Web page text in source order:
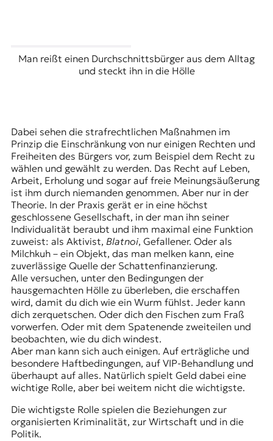
t
e
n
z
z
u
O
s
t
e
u
r
o
p
a
Man reißt einen Durchschnittsbürger aus dem Alltag
und steckt ihn in die Hölle
Dabei sehen die strafrechtlichen Maßnahmen im
Prinzip die Einschränkung von nur einigen Rechten und
Freiheiten des Bürgers vor, zum Beispiel dem Recht zu
wählen und gewählt zu werden. Das Recht auf Leben,
Arbeit, Erholung und sogar auf freie Meinungsäußerung
ist ihm durch niemanden genommen. Aber nur in der
Theorie. In der Praxis gerät er in eine höchst
geschlossene Gesellschaft, in der man ihn seiner
Individualität beraubt und ihm maximal eine Funktion
zuweist: als Aktivist, Blatnoi, Gefallener. Oder als
Milchkuh – ein Objekt, das man melken kann, eine
zuverlässige Quelle der Schattenfinanzierung.
Alle versuchen, unter den Bedingungen der
hausgemachten Hölle zu überleben, die erschaffen
wird, damit du dich wie ein Wurm fühlst. Jeder kann
dich zerquetschen. Oder dich den Fischen zum Fraß
vorwerfen. Oder mit dem Spatenende zweiteilen und
beobachten, wie du dich windest.
Aber man kann sich auch einigen. Auf erträgliche und
besondere Haftbedingungen, auf VIP-Behandlung und
überhaupt auf alles. Natürlich spielt Geld dabei eine
wichtige Rolle, aber bei weitem nicht die wichtigste.
Die wichtigste Rolle spielen die Beziehungen zur
organisierten Kriminalität, zur Wirtschaft und in die
Politik.